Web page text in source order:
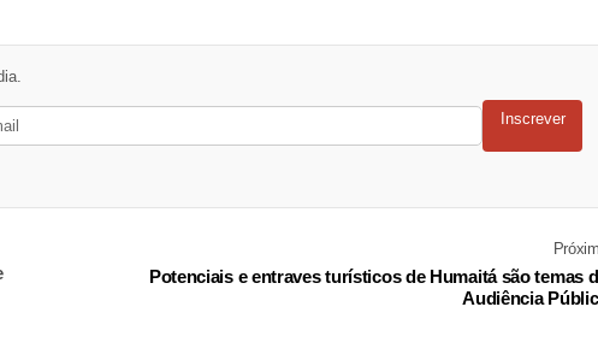
Inscrever
Potenciais e entraves turísticos de Humaitá são temas
Audiência